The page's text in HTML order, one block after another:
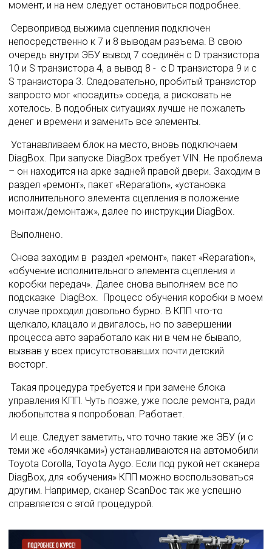
момент, и на нем следует остановиться подробнее.
непосредственно к 7 и 8 выводам разъема. В свою
очередь внутри ЭБУ вывод 7 соединён с D транзистора
10 и S транзистора 4, а вывод 8 -  с D транзистора 9 и с
S транзистора 3. Следовательно, пробитый транзистор
запросто мог «посадить» соседа, а рисковать не
хотелось. В подобных ситуациях лучше не пожалеть
денег и времени и заменить все элементы.
DiagBox. При запуске DiagBox требует VIN. Не проблема
– он находится на арке задней правой двери. Заходим в
раздел «ремонт», пакет «Reparation», «установка
исполнительного элемента сцепления в положение
монтаж/демонтаж», далее по инструкции DiagBox.
Выполнено.
«обучение исполнительного элемента сцепления и
коробки передач». Далее снова выполняем все по
подсказке  DiagBоx.  Процесс обучения коробки в моем
случае проходил довольно бурно. В КПП что-то
щелкало, клацало и двигалось, но по завершении
процесса авто заработало как ни в чем не бывало,
вызвав у всех присутствовавших почти детский
восторг.
управления КПП. Чуть позже, уже после ремонта, ради
любопытства я попробовал. Работает.
теми же «болячками») устанавливаются на автомобили
Toyota Corolla, Toyota Aygo. Если под рукой нет сканера
DiagBоx, для «обучения» КПП можно воспользоваться
другим. Например, сканер ScanDoc так же успешно
справляется с этой процедурой.